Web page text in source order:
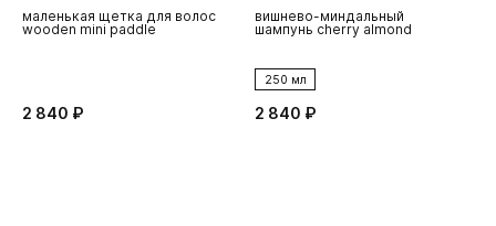
маленькая щетка для волос
wooden mini paddle
2 840 ₽
вишнево-миндальный
шампунь cherry almond
250 мл
2 840 ₽